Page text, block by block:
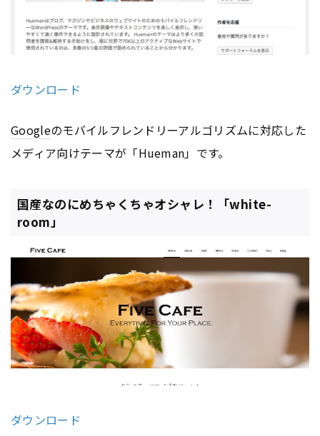
ダウンロード
Googleのモバイルフレンドリーアルゴリズムに対応した
メディア向けテーマが「Hueman」です。
国産なのにめちゃくちゃオシャレ！「white-
room」
ダウンロード